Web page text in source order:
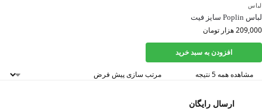
لباس
لباس Poplin سایز فیت
209,000هزار تومان
افزودن به سبد خرید
مشاهده همه 5 نتیجه
ارسال رایگان